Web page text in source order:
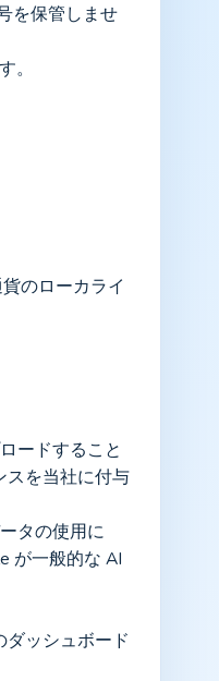
。
ードすること
スを当社に付与
タの使用に
が一般的な AI
ッシュボード